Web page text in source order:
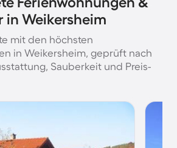
in Weikersheim
mit den höchsten
in Weikersheim, geprüft nach
Sauberkeit und Preis-